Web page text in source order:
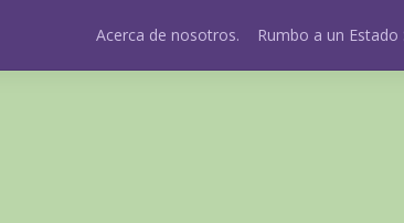
Acerca de nosotros. Rumbo a un